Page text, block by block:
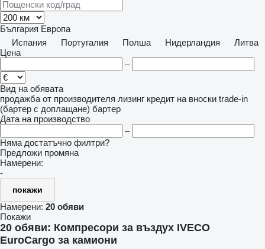
България Европа
Испания
Португалия Полша Нидерландия
Литва
Цена
–
Вид на обявата
продажба от производителя лизинг кредит на вноски trade-in
(бартер с доплащане) бартер
Дата на производство
–
Няма достатъчно филтри?
Предложи промяна
Намерени:
-
покажи
Намерени: 20 обяви
Покажи
20 обяви: Компресори за въздух IVECO
EuroCargo за камиони